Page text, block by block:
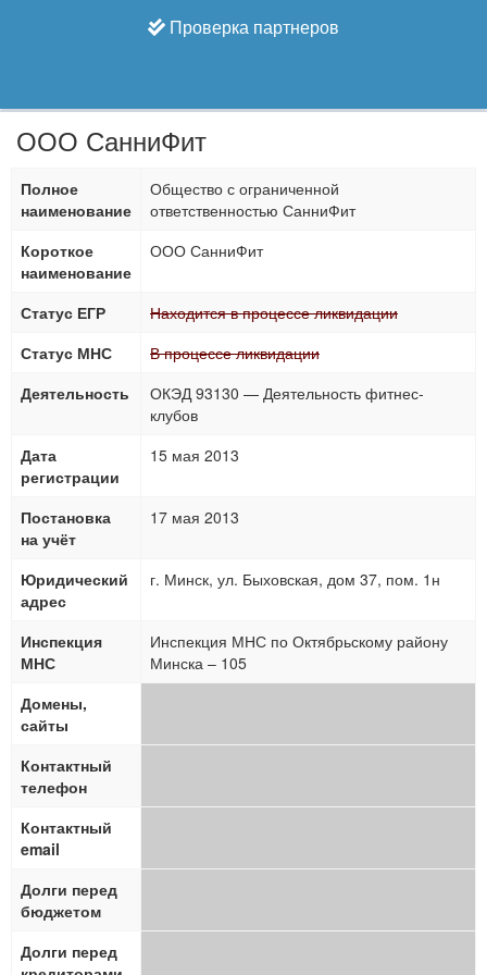
Проверка партнеров
ООО СанниФит
Полное
наименование
Общество с ограниченной
ответственностью СанниФит
Короткое
наименование
ООО СанниФит
Статус ЕГР
Находится в процессе ликвидации
Статус МНС
В процессе ликвидации
Деятельность
ОКЭД 93130 — Деятельность фитнес-
клубов
Дата
регистрации
15 мая 2013
Постановка
на учёт
17 мая 2013
Юридический
адрес
г. Минск, ул. Быховская, дом 37, пом. 1н
Инспекция
МНС
Инспекция МНС по Октябрьскому району
Минска – 105
Домены,
сайты
Контактный
телефон
Контактный
email
Долги перед
бюджетом
Долги перед